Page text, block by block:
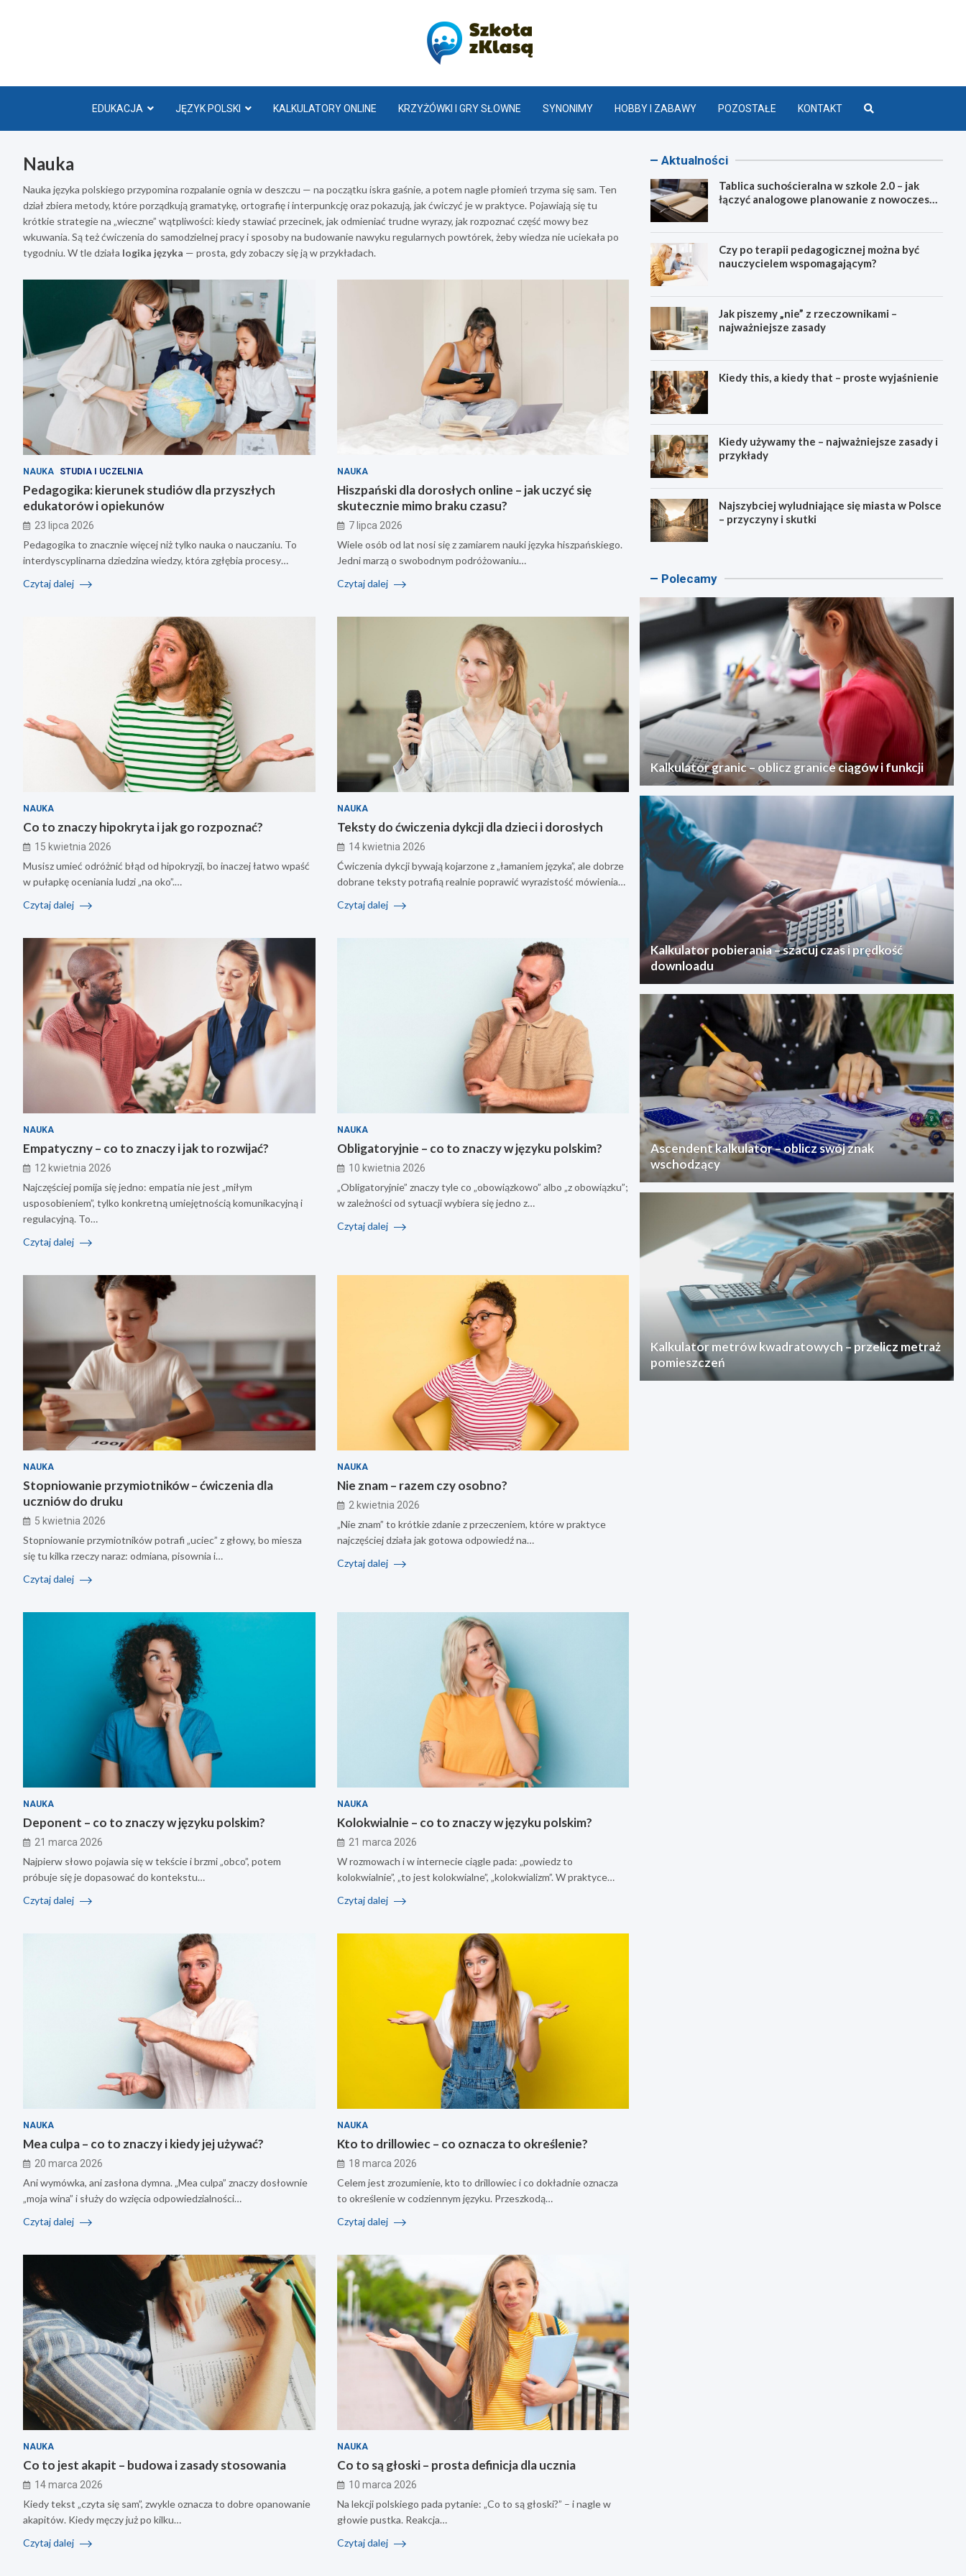
EDUKACJA JĘZYK POLSKI KALKULATORY ONLINE KRZYŻÓWKI I GRY SŁOWNE SYNONIMY HOBBY I ZABAWY POZOSTAŁE KONTAKT
Nauka
Nauka języka polskiego przypomina rozpalanie ognia w deszczu — na początku iskra gaśnie, a potem nagle płomień trzyma się sam. Ten
dział zbiera metody, które porządkują gramatykę, ortografię i interpunkcję oraz pokazują, jak ćwiczyć je w praktyce. Pojawiają się tu
krótkie strategie na „wieczne” wątpliwości: kiedy stawiać przecinek, jak odmieniać trudne wyrazy, jak rozpoznać część mowy bez
wkuwania. Są też ćwiczenia do samodzielnej pracy i sposoby na budowanie nawyku regularnych powtórek, żeby wiedza nie uciekała po
tygodniu. W tle działa logika języka — prosta, gdy zobaczy się ją w przykładach.
NAUKA STUDIA I UCZELNIA
Pedagogika: kierunek studiów dla przyszłych
edukatorów i opiekunów
23 lipca 2026
Pedagogika to znacznie więcej niż tylko nauka o nauczaniu. To
interdyscyplinarna dziedzina wiedzy, która zgłębia procesy…
Czytaj dalej
NAUKA
Hiszpański dla dorosłych online – jak uczyć się
skutecznie mimo braku czasu?
7 lipca 2026
Wiele osób od lat nosi się z zamiarem nauki języka hiszpańskiego.
Jedni marzą o swobodnym podróżowaniu…
Czytaj dalej
NAUKA
Co to znaczy hipokryta i jak go rozpoznać?
15 kwietnia 2026
Musisz umieć odróżnić błąd od hipokryzji, bo inaczej łatwo wpaść
w pułapkę oceniania ludzi „na oko”.…
Czytaj dalej
NAUKA
Teksty do ćwiczenia dykcji dla dzieci i dorosłych
14 kwietnia 2026
Ćwiczenia dykcji bywają kojarzone z „łamaniem języka”, ale dobrze
dobrane teksty potrafią realnie poprawić wyrazistość mówienia…
Czytaj dalej
NAUKA
Empatyczny – co to znaczy i jak to rozwijać?
12 kwietnia 2026
Najczęściej pomija się jedno: empatia nie jest „miłym
usposobieniem”, tylko konkretną umiejętnością komunikacyjną i
regulacyjną. To…
Czytaj dalej
NAUKA
Obligatoryjnie – co to znaczy w języku polskim?
10 kwietnia 2026
„Obligatoryjnie” znaczy tyle co „obowiązkowo” albo „z obowiązku”;
w zależności od sytuacji wybiera się jedno z…
Czytaj dalej
NAUKA
Stopniowanie przymiotników – ćwiczenia dla
uczniów do druku
5 kwietnia 2026
Stopniowanie przymiotników potrafi „uciec” z głowy, bo miesza
się tu kilka rzeczy naraz: odmiana, pisownia i…
Czytaj dalej
NAUKA
Nie znam – razem czy osobno?
2 kwietnia 2026
„Nie znam” to krótkie zdanie z przeczeniem, które w praktyce
najczęściej działa jak gotowa odpowiedź na…
Czytaj dalej
NAUKA
Deponent – co to znaczy w języku polskim?
21 marca 2026
Najpierw słowo pojawia się w tekście i brzmi „obco”, potem
próbuje się je dopasować do kontekstu…
Czytaj dalej
NAUKA
Kolokwialnie – co to znaczy w języku polskim?
21 marca 2026
W rozmowach i w internecie ciągle pada: „powiedz to
kolokwialnie”, „to jest kolokwialne”, „kolokwializm”. W praktyce…
Czytaj dalej
NAUKA
Mea culpa – co to znaczy i kiedy jej używać?
20 marca 2026
Ani wymówka, ani zasłona dymna. „Mea culpa” znaczy dosłownie
„moja wina” i służy do wzięcia odpowiedzialności…
Czytaj dalej
NAUKA
Kto to drillowiec – co oznacza to określenie?
18 marca 2026
Celem jest zrozumienie, kto to drillowiec i co dokładnie oznacza
to określenie w codziennym języku. Przeszkodą…
Czytaj dalej
NAUKA
Co to jest akapit – budowa i zasady stosowania
14 marca 2026
Kiedy tekst „czyta się sam”, zwykle oznacza to dobre opanowanie
akapitów. Kiedy męczy już po kilku…
Czytaj dalej
NAUKA
Co to są głoski – prosta definicja dla ucznia
10 marca 2026
Na lekcji polskiego pada pytanie: „Co to są głoski?” – i nagle w
głowie pustka. Reakcja…
Czytaj dalej
Aktualności
Tablica suchościeralna w szkole 2.0 – jak
łączyć analogowe planowanie z nowoczesną
Czy po terapii pedagogicznej można być
nauczycielem wspomagającym?
Jak piszemy „nie” z rzeczownikami –
najważniejsze zasady
Kiedy this, a kiedy that – proste wyjaśnienie
Kiedy używamy the – najważniejsze zasady i
przykłady
Najszybciej wyludniające się miasta w Polsce
– przyczyny i skutki
Polecamy
Kalkulator granic – oblicz granice ciągów i funkcji
Kalkulator pobierania – szacuj czas i prędkość
downloadu
Ascendent kalkulator – oblicz swój znak
wschodzący
Kalkulator metrów kwadratowych – przelicz metraż
pomieszczeń